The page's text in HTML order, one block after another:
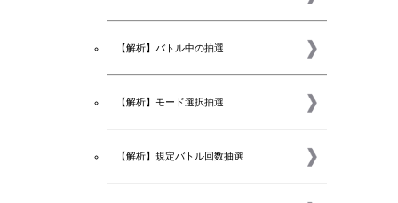
【解析】バトル中の抽選
【解析】モード選択抽選
【解析】規定バトル回数抽選